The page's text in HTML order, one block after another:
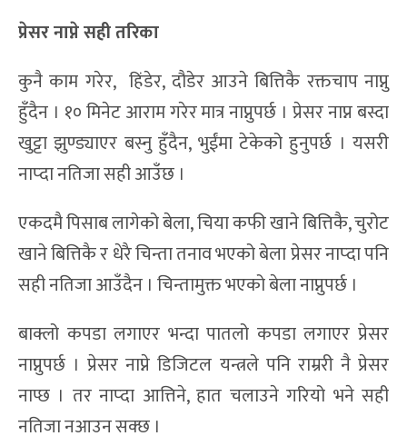
प्रेसर नाप्ने सही तरिका
कुनै काम गरेर, हिंडेर, दौडेर आउने बित्तिकै रक्तचाप नाप्नु
हुँदैन । १० मिनेट आराम गरेर मात्र नाप्नुपर्छ । प्रेसर नाप्न बस्दा
खुट्टा झुण्ड्याएर बस्नु हुँदैन, भुईंमा टेकेको हुनुपर्छ । यसरी
नाप्दा नतिजा सही आउँछ ।
एकदमै पिसाब लागेको बेला, चिया कफी खाने बित्तिकै, चुरोट
खाने बित्तिकै र धेरै चिन्ता तनाव भएको बेला प्रेसर नाप्दा पनि
सही नतिजा आउँदैन । चिन्तामुक्त भएको बेला नाप्नुपर्छ ।
बाक्लो कपडा लगाएर भन्दा पातलो कपडा लगाएर प्रेसर
नाप्नुपर्छ । प्रेसर नाप्ने डिजिटल यन्त्रले पनि राम्ररी नै प्रेसर
नाप्छ । तर नाप्दा आत्तिने, हात चलाउने गरियो भने सही
नतिजा नआउन सक्छ ।